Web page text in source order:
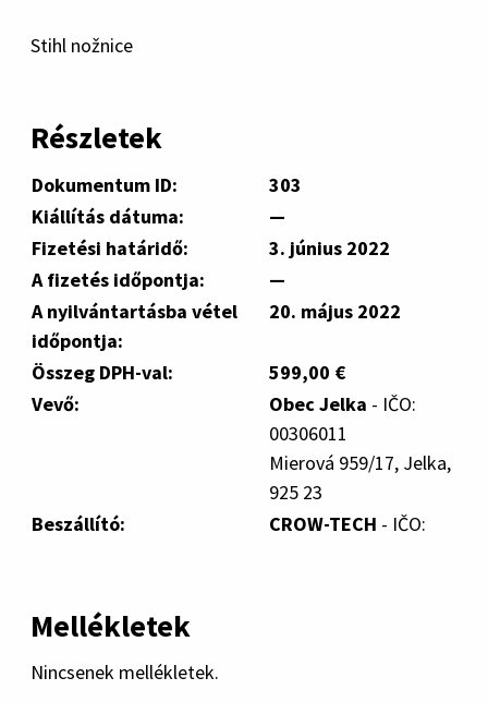
Stihl nožnice
Részletek
Dokumentum ID:
303
Kiállítás dátuma:
—
Fizetési határidő:
3. június 2022
A fizetés időpontja:
—
A nyilvántartásba vétel
időpontja:
20. május 2022
Összeg DPH-val:
599,00 €
Vevő:
Obec Jelka - IČO:
00306011
Mierová 959/17, Jelka,
925 23
Beszállító:
CROW-TECH - IČO:
Mellékletek
Nincsenek mellékletek.